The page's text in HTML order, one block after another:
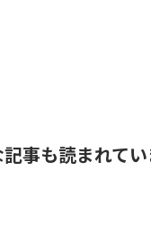
記事も読まれて